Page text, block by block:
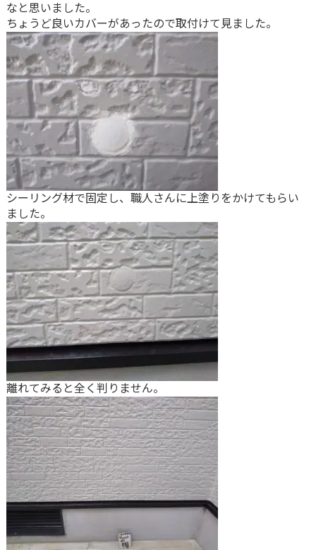
なと思いました。
ちょうど良いカバーがあったので取付けて見ました。
シーリング材で固定し、職人さんに上塗りをかけてもらい
ました。
離れてみると全く判りません。